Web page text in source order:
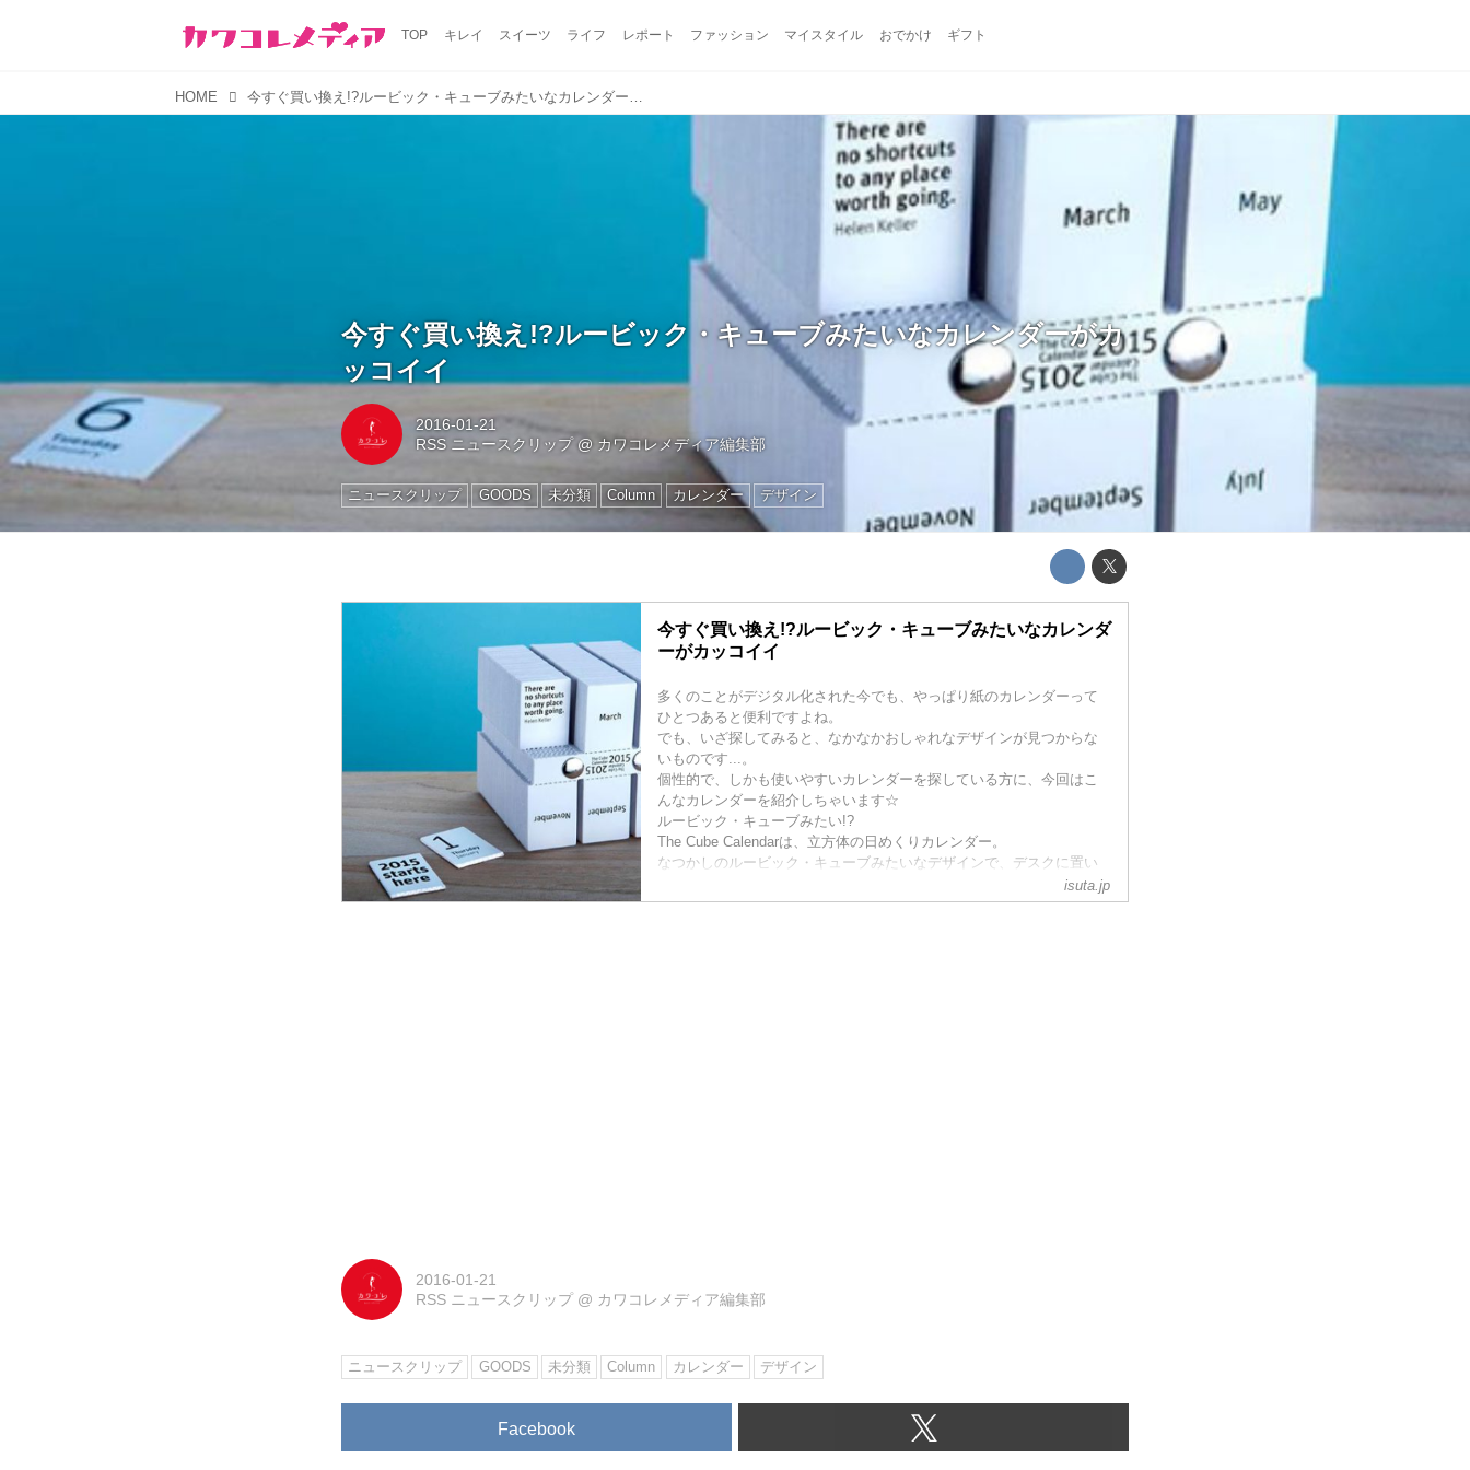
TOP キレイ スイーツ ライフ レポート ファッション マイスタイル おでかけ ギフト
HOME 今すぐ買い換え!?ルービック・キューブみたいなカレンダーがカッコイイ
今すぐ買い換え!?ルービック・キューブみたいなカレンダーがカ
ッコイイ
2016-01-21
RSS ニュースクリップ@ カワコレメディア編集部
ニュースクリップ GOODS 未分類 Column カレンダー デザイン
今すぐ買い換え!?ルービック・キューブみたいなカレンダ
ーがカッコイイ
多くのことがデジタル化された今でも、やっぱり紙のカレンダーって
ひとつあると便利ですよね。
でも、いざ探してみると、なかなかおしゃれなデザインが見つからな
いものです...。
個性的で、しかも使いやすいカレンダーを探している方に、今回はこ
んなカレンダーを紹介しちゃいます☆
ルービック・キューブみたい!?
The Cube Calendarは、立方体の日めくりカレンダー。
なつかしのルービック・キューブみたいなデザインで、デスクに置い
毎日1枚ずつシートを破いていく方式で、どれだけ日にちが過ぎたかと
http://www.thecubecalendar.com/en/
isuta.jp
2016-01-21
RSS ニュースクリップ @ カワコレメディア編集部
ニュースクリップ GOODS 未分類 Column カレンダー デザイン
Facebook